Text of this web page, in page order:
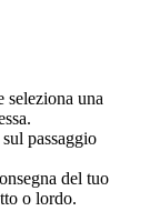
seleziona una
passaggio
del tuo
o lordo.